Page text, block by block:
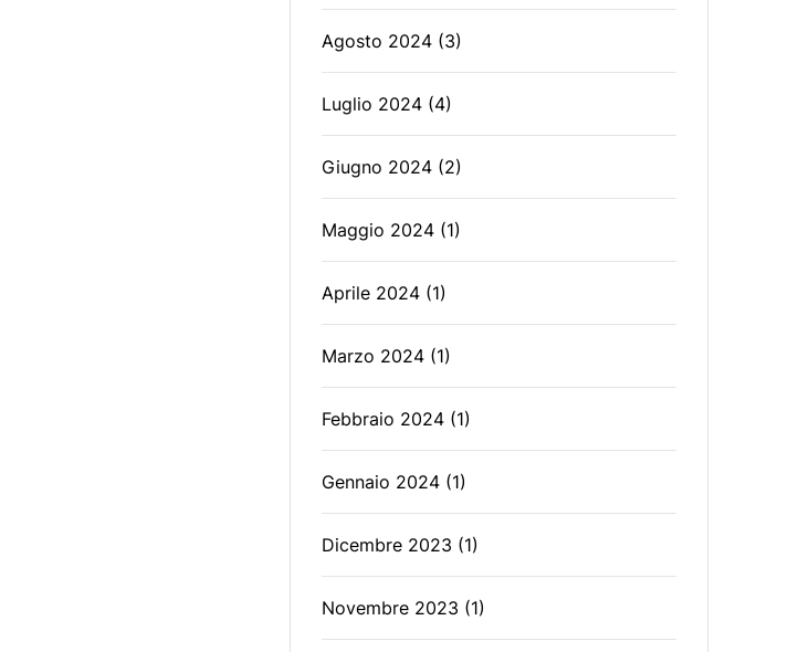
Agosto 2024 (3)
Luglio 2024 (4)
Giugno 2024 (2)
Maggio 2024 (1)
Aprile 2024 (1)
Marzo 2024 (1)
Febbraio 2024 (1)
Gennaio 2024 (1)
Dicembre 2023 (1)
Novembre 2023 (1)